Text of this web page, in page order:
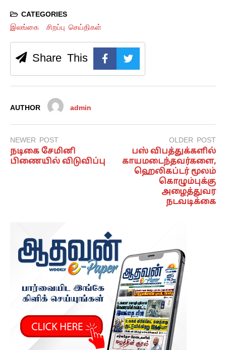
CATEGORIES
இலங்கை சிறப்பு செய்திகள்
Share This
AUTHOR admin
NEWER POST
நடிகை சேமினி
பிணையில் விடுவிப்பு
OLDER POST
பஸ் விபத்துக்களில்
காயமடைந்தவர்களை,
ஹெலிகப்டர் மூலம்
கொழும்புக்கு
அழைத்துவர
நடவடிக்கை